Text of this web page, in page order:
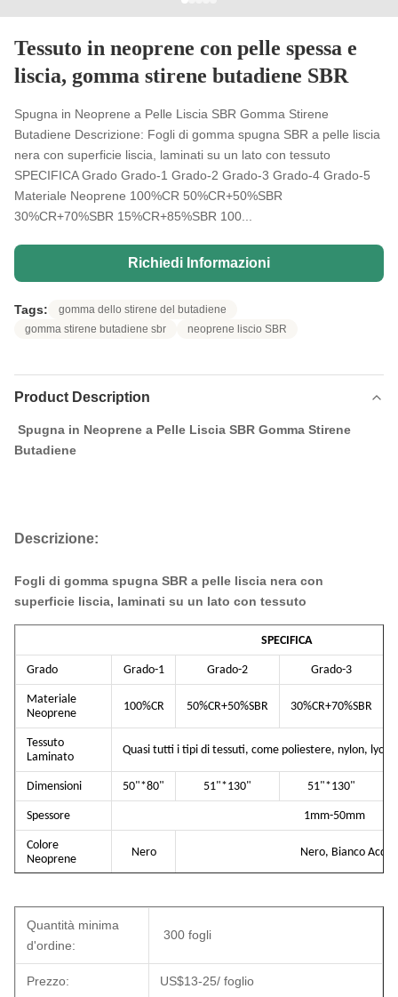
Tessuto in neoprene con pelle spessa e
liscia, gomma stirene butadiene SBR
Spugna in Neoprene a Pelle Liscia SBR Gomma Stirene
Butadiene Descrizione: Fogli di gomma spugna SBR a pelle liscia
nera con superficie liscia, laminati su un lato con tessuto
SPECIFICA Grado Grado-1 Grado-2 Grado-3 Grado-4 Grado-5
Materiale Neoprene 100%CR 50%CR+50%SBR
30%CR+70%SBR 15%CR+85%SBR 100...
Richiedi Informazioni
Tags:
gomma dello stirene del butadiene
gomma stirene butadiene sbr
neoprene liscio SBR
Product Description
Spugna in Neoprene a Pelle Liscia SBR Gomma Stirene
Butadiene
Descrizione:
Fogli di gomma spugna SBR a pelle liscia nera con
superficie liscia, laminati su un lato con tessuto
SPECIFICA
Grado Grado-1 Grado-2 Grado-3
Materiale
Neoprene
100%CR 50%CR+50%SBR 30%CR+70%SBR
Tessuto
Laminato
Quasi tutti i tipi di tessuti, come poliestere, nylon,
Dimensioni 50"*80" 51"*130" 51"*130"
Spessore 1mm-50mm
Colore
Neoprene
Nero Nero, Bianco
Borse per il pranzo e attrezzature protettive sportive
Maniche, tubi, coperture, supporti, vestiti, scarpe,
sportivi, guanti,
Calzini, cappelli, maschere... ecc. E tutti i prodotti che
Quantità minima
d'ordine:
300 fogli
Prezzo: US$13-25/ foglio